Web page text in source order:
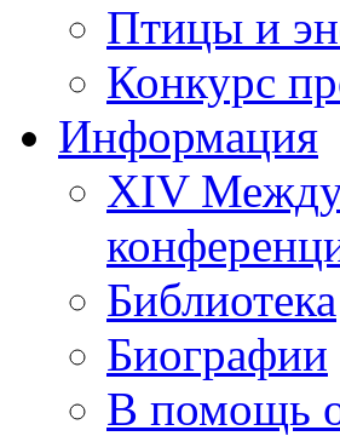
Птицы и
Конкурс
Информация
XIV
Библиотека
Биографии
В помощь